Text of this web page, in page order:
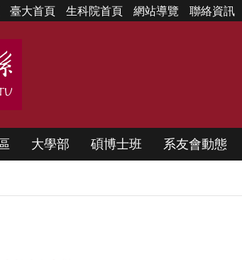
臺大首頁 生科院首頁 網站導覽 聯絡資訊
大學部 碩博士班 系友會動態